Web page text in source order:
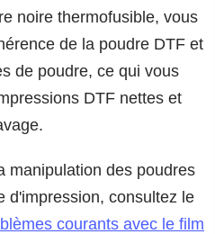
noire thermofusible, vous
de la poudre DTF et
de poudre, ce qui vous
DTF nettes et
manipulation des poudres
d'impression, consultez le
courants avec le film